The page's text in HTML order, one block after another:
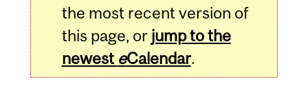
the most recent version of
this page, or jump to the
newest eCalendar.